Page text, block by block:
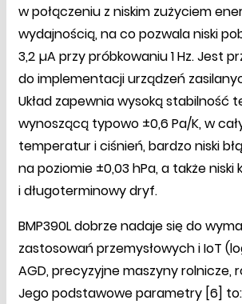
w połączeniu z niskim zużyciem
wydajnością, na co pozwala niski
3,2 µA przy próbkowaniu 1 Hz. Jest
do implementacji urządzeń
Układ zapewnia wysoką stabilność
wynoszącą typowo ±0,6 Pa/K, w
temperatur i ciśnień, bardzo niski
na poziomie ±0,03 hPa, a także niski
i długoterminowy dryf.
BMP390L dobrze nadaje się do
zastosowań przemysłowych i IoT
AGD, precyzyjne maszyny rolnicze,
Jego podstawowe parametry [6] to: